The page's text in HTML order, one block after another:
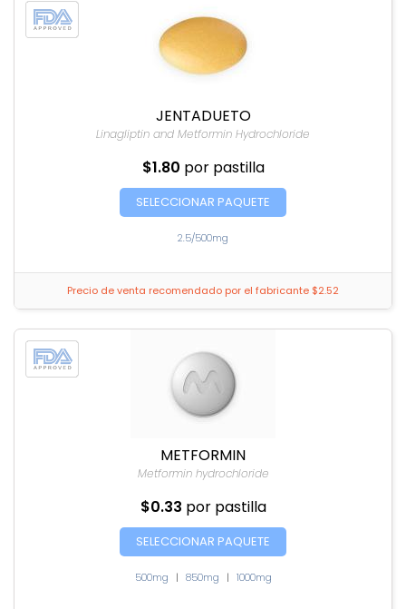
JENTADUETO
Linagliptin and Metformin Hydrochloride
$1.80 por pastilla
SELECCIONAR PAQUETE
2.5/500mg
Precio de venta recomendado por el fabricante $2.52
METFORMIN
Metformin hydrochloride
$0.33 por pastilla
SELECCIONAR PAQUETE
500mg | 850mg | 1000mg